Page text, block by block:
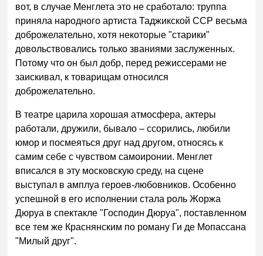
вот, в случае Менглета это не сработало: труппа
приняла народного артиста Таджикской ССР весьма
доброжелательно, хотя некоторые "старики"
довольствовались только званиями заслуженных.
Потому что он был добр, перед режиссерами не
заискивал, к товарищам относился
доброжелательно.
В театре царила хорошая атмосфера, актеры
работали, дружили, бывало – ссорились, любили
юмор и посмеяться друг над другом, относясь к
самим себе с чувством самоиронии. Менглет
вписался в эту московскую среду, на сцене
выступал в амплуа героев-любовников. Особенно
успешной в его исполнении стала роль Жоржа
Дюруа в спектакле "Господин Дюруа", поставленном
все тем же Краснянским по роману Ги де Мопассана
"Милый друг".